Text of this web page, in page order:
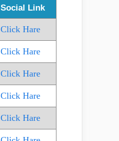
Social Link
Click Hare
Click Hare
Click Hare
Click Hare
Click Hare